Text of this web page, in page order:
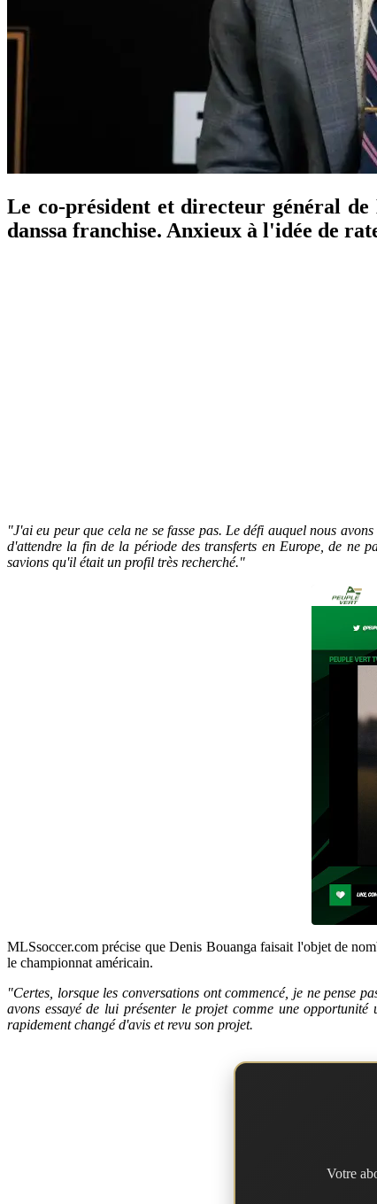
Le co-président et directeur général
danssa franchise. Anxieux à l'idée de
"J'ai eu peur que cela ne se fasse pas. Le défi auquel nous
d'attendre la fin de la période des transferts en Europe, de ne
savions qu'il était un profil très recherché."
MLSsoccer.com précise que Denis Bouanga faisait l'objet de
le championnat américain.
"Certes, lorsque les conversations ont commencé, je ne pense
avons essayé de lui présenter le projet comme une
rapidement changé d'avis et revu son projet.
Votre